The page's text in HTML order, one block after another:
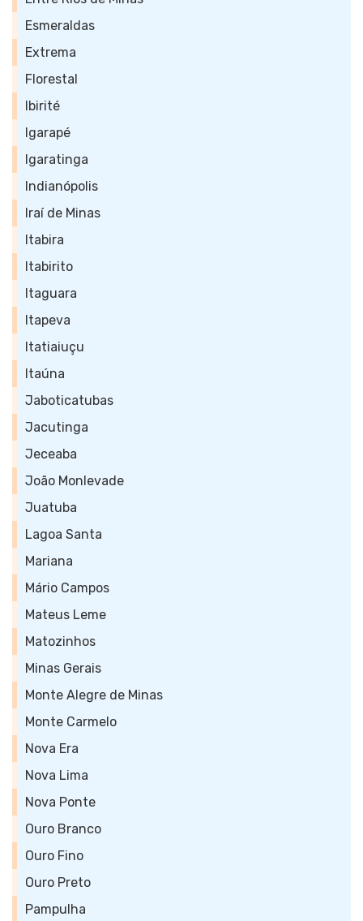
Esmeraldas
Extrema
Florestal
Ibirité
Igarapé
Igaratinga
Indianópolis
Iraí de Minas
Itabira
Itabirito
Itaguara
Itapeva
Itatiaiuçu
Itaúna
Jaboticatubas
Jacutinga
Jeceaba
João Monlevade
Juatuba
Lagoa Santa
Mariana
Mário Campos
Mateus Leme
Matozinhos
Minas Gerais
Monte Alegre de Minas
Monte Carmelo
Nova Era
Nova Lima
Nova Ponte
Ouro Branco
Ouro Fino
Ouro Preto
Pampulha